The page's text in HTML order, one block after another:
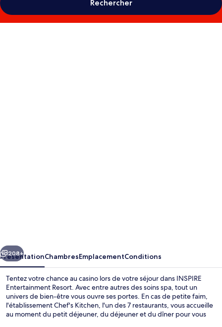
Rechercher
Suivant
208+
PrésentationChambresEmplacementConditions
Tentez votre chance au casino lors de votre séjour dans INSPIRE
Entertainment Resort. Avec entre autres des soins spa, tout un
univers de bien-être vous ouvre ses portes. En cas de petite faim,
l'établissement Chef's Kitchen, l'un des 7 restaurants, vous accueille
au moment du petit déjeuner, du déjeuner et du dîner pour vous